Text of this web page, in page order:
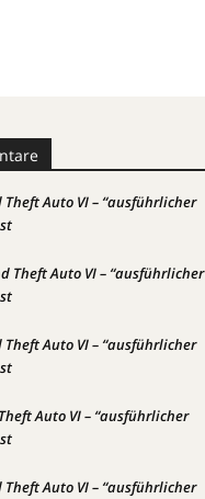
Theft Auto VI – “ausführlicher
Theft Auto VI – “ausführlicher
Theft Auto VI – “ausführlicher
Auto VI – “ausführlicher
Theft Auto VI – “ausführlicher